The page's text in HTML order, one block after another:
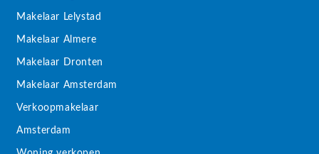
Makelaar Lelystad
Makelaar Almere
Makelaar Dronten
Makelaar Amsterdam
Verkoopmakelaar
Amsterdam